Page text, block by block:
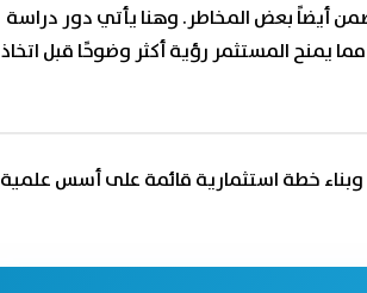
أيضاً بعض المخاطر. وهنا يأتي دور دراسة
المستثمر رؤية أكثر وضوحًا قبل اتخاذ
خطة استثمارية قائمة على أسس علمية